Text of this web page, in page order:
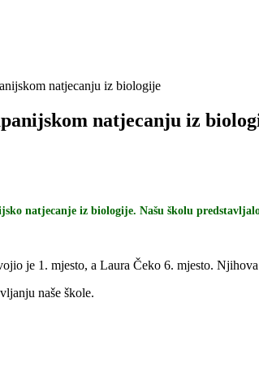
natjecanju iz biologije
natjecanju iz
natjecanje iz biologije. Našu školu
je 1. mjesto, a Laura Čeko 6. mjesto.
naše škole.